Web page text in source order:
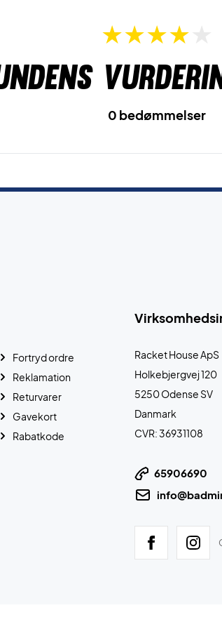
0 bedømmelser
Racket House ApS
Holkebjergvej 120
5250 Odense SV
Danmark
CVR: 36931108
65906690
Fortryd ordre
Reklamation
Returvarer
Gavekort
Rabatkode